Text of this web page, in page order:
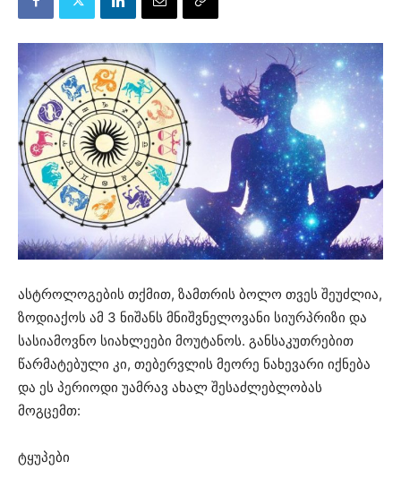
ასტროლოგების თქმით, ზამთრის ბოლო თვეს შეუძლია,
ზოდიაქოს ამ 3 ნიშანს მნიშვნელოვანი სიურპრიზი და
სასიამოვნო სიახლეები მოუტანოს. განსაკუთრებით
წარმატებული კი, თებერვლის მეორე ნახევარი იქნება
და ეს პერიოდი უამრავ ახალ შესაძლებლობას
მოგცემთ:
ტყუპები